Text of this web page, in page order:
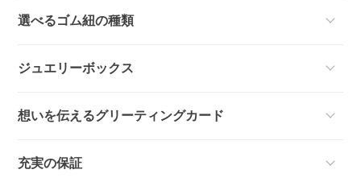
選べるゴム紐の種類
ジュエリーボックス
想いを伝えるグリーティングカード
充実の保証